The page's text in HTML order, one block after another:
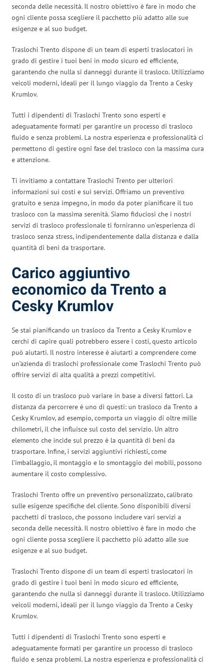
seconda delle necessità. Il nostro obiettivo è fare in modo che
ogni cliente possa scegliere il pacchetto più adatto alle sue
esigenze e al suo budget.
Traslochi Trento dispone di un team di esperti traslocatori in
grado di gestire i tuoi beni in modo sicuro ed efficiente,
garantendo che nulla si danneggi durante il trasloco. Utilizziamo
veicoli moderni, ideali per il lungo viaggio da Trento a Cesky
Krumlov.
Tutti i dipendenti di Traslochi Trento sono esperti e
adeguatamente formati per garantire un processo di trasloco
fluido e senza problemi. La nostra esperienza e professionalità ci
permettono di gestire ogni fase del trasloco con la massima cura
e attenzione.
Ti invitiamo a contattare Traslochi Trento per ulteriori
informazioni sui costi e sui servizi. Offriamo un preventivo
gratuito e senza impegno, in modo da poter pianificare il tuo
trasloco con la massima serenità. Siamo fiduciosi che i nostri
servizi di trasloco professionale ti forniranno un’esperienza di
trasloco senza stress, indipendentemente dalla distanza e dalla
quantità di beni da trasportare.
Carico aggiuntivo
economico da Trento a
Cesky Krumlov
Se stai pianificando un trasloco da Trento a Cesky Krumlov e
cerchi di capire quali potrebbero essere i costi, questo articolo
può aiutarti. Il nostro interesse è aiutarti a comprendere come
un’azienda di traslochi professionale come Traslochi Trento può
offrire servizi di alta qualità a prezzi competitivi.
Il costo di un trasloco può variare in base a diversi fattori. La
distanza da percorrere è uno di questi: un trasloco da Trento a
Cesky Krumlov, ad esempio, comporta un viaggio di oltre mille
chilometri, il che influisce sul costo del servizio. Un altro
elemento che incide sul prezzo è la quantità di beni da
trasportare. Infine, i servizi aggiuntivi richiesti, come
l’imballaggio, il montaggio e lo smontaggio dei mobili, possono
aumentare il costo complessivo.
Traslochi Trento offre un preventivo personalizzato, calibrato
sulle esigenze specifiche del cliente. Sono disponibili diversi
pacchetti di trasloco, che possono includere vari servizi a
seconda delle necessità. Il nostro obiettivo è fare in modo che
ogni cliente possa scegliere il pacchetto più adatto alle sue
esigenze e al suo budget.
Traslochi Trento dispone di un team di esperti traslocatori in
grado di gestire i tuoi beni in modo sicuro ed efficiente,
garantendo che nulla si danneggi durante il trasloco. Utilizziamo
veicoli moderni, ideali per il lungo viaggio da Trento a Cesky
Krumlov.
Tutti i dipendenti di Traslochi Trento sono esperti e
adeguatamente formati per garantire un processo di trasloco
fluido e senza problemi. La nostra esperienza e professionalità ci